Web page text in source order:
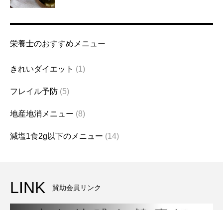
栄養士のおすすめメニュー
きれいダイエット (1)
フレイル予防 (5)
地産地消メニュー (8)
減塩1食2g以下のメニュー (14)
LINK 賛助会員リンク